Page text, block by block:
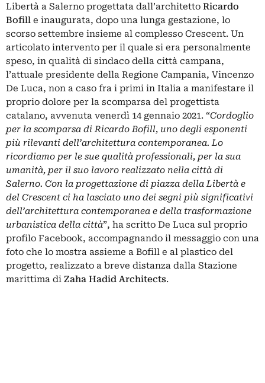
Libertà a Salerno progettata dall’architetto Ricardo
Bofill e inaugurata, dopo una lunga gestazione, lo
scorso settembre insieme al complesso Crescent. Un
articolato intervento per il quale si era personalmente
speso, in qualità di sindaco della città campana,
l’attuale presidente della Regione Campania, Vincenzo
De Luca, non a caso fra i primi in Italia a manifestare il
proprio dolore per la scomparsa del progettista
catalano, avvenuta venerdì 14 gennaio 2021. “Cordoglio
per la scomparsa di Ricardo Bofill, uno degli esponenti
più rilevanti dell’architettura contemporanea. Lo
ricordiamo per le sue qualità professionali, per la sua
umanità, per il suo lavoro realizzato nella città di
Salerno. Con la progettazione di piazza della Libertà e
del Crescent ci ha lasciato uno dei segni più significativi
dell’architettura contemporanea e della trasformazione
urbanistica della città”, ha scritto De Luca sul proprio
profilo Facebook, accompagnando il messaggio con una
foto che lo mostra assieme a Bofill e al plastico del
progetto, realizzato a breve distanza dalla Stazione
marittima di Zaha Hadid Architects.